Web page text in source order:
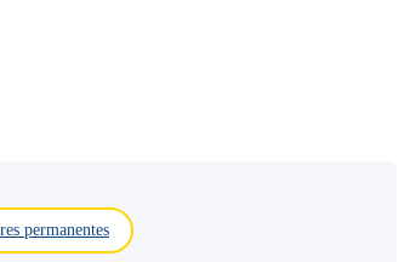
permanentes